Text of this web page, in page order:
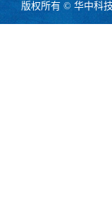
版权所有 © 华中科